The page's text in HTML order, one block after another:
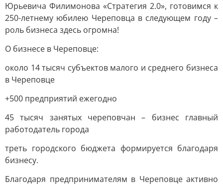
Юрьевича Филимонова «Стратегия 2.0», готовимся к
250-летнему юбилею Череповца в следующем году –
роль бизнеса здесь огромна!
О бизнесе в Череповце:
около 14 тысяч субъектов малого и среднего бизнеса
в Череповце
+500 предприятий ежегодно
45 тысяч занятых череповчан – бизнес главный
работодатель города
треть городского бюджета формируется благодаря
бизнесу.
Благодаря предпринимателям в Череповце активно